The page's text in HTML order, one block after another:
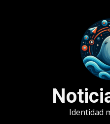
Identidad